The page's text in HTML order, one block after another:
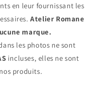
en leur fournissant les
Atelier Romane
marque.
les photos ne sont
incluses, elles ne sont
produits.